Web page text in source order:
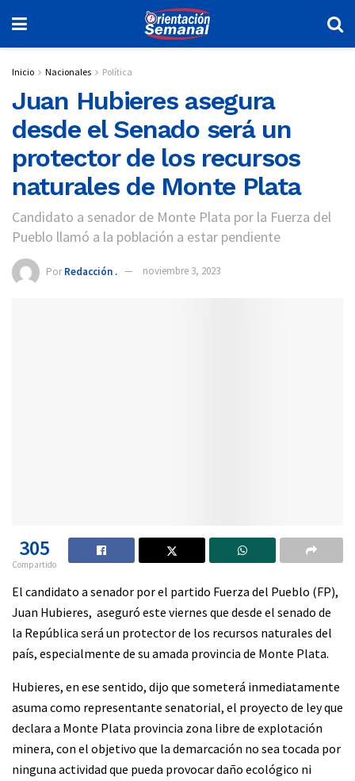
Inicio Nacionales Política
Juan Hubieres asegura
desde el Senado será un
protector de los recursos
naturales de Monte Plata
Candidato a senador de Monte Plata por la Fuerza del
Pueblo llamó a la población a estar pendiente
Por Redacción . noviembre 3, 2023
305
Compartido
El candidato a senador por el partido Fuerza del Pueblo (FP),
Juan Hubieres, aseguró este viernes que desde el senado de
la República será un protector de los recursos naturales del
país, especialmente de su amada provincia de Monte Plata.
Hubieres, en ese sentido, dijo que someterá inmediatamente
asuma como representante senatorial, el proyecto de ley que
declara a Monte Plata provincia zona libre de explotación
minera, con el objetivo que la demarcación no sea tocada por
ninguna actividad que pueda provocar daño ecológico ni